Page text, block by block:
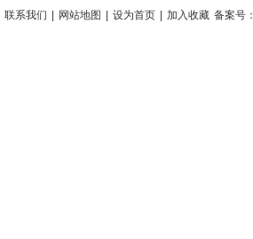
联系我们 网站地图 设为首页 加入收藏 备案号：